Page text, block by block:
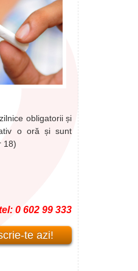
obligatorii și
o oră și sunt
18)
0 602 99 333
te azi!